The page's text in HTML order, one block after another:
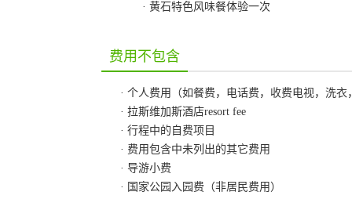
· 黄石特色风味餐体验一次
费用不包含
· 个人费用（如餐费，电话费，收费电视，洗
· 拉斯维加斯酒店resort fee
· 行程中的自费项目
· 费用包含中未列出的其它费用
· 导游小费
· 国家公园入园费（非居民费用）